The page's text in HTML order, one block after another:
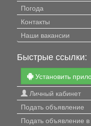
Погода
Контакты
Наши вакансии
Быстрые ссылки:
Установить
Личный кабинет
Подать объявление
Подать объявление в